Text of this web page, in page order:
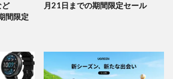
ど
間限定
月21日までの期間限定セール